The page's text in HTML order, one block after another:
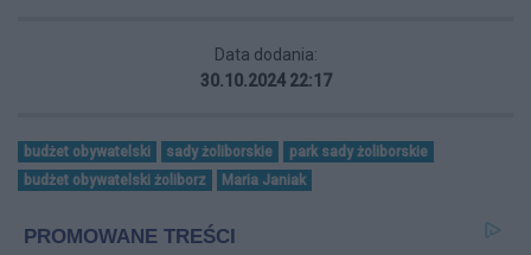
Data dodania:
30.10.2024 22:17
budżet obywatelski sady żoliborskie
park sady żoliborskie
budżet obywatelski żoliborz
Maria Janiak